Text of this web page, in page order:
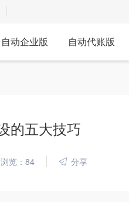
自动企业版 自动代账版
的五大技巧
览：84 分享